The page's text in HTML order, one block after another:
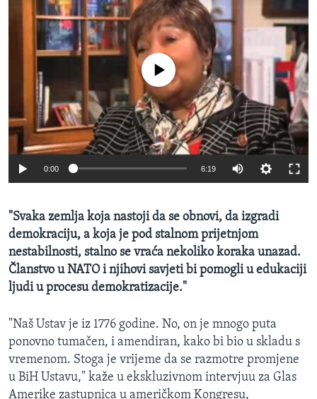
ŽENSKA STRANA
IZBJEGLIČKA STRANA
MAGAZIN
O GLASU AMERIKE
Learning English
PRATITE NAS
Jezici
No media source currently available
0:00 6:19
"Svaka zemlja koja nastoji da se obnovi, da izgradi
demokraciju, a koja je pod stalnom prijetnjom
nestabilnosti, stalno se vraća nekoliko koraka unazad.
Članstvo u NATO i njihovi savjeti bi pomogli u edukaciji
ljudi u procesu demokratizacije."
"Naš Ustav je iz 1776 godine. No, on je mnogo puta
ponovno tumačen, i amendiran, kako bi bio u skladu s
vremenom. Stoga je vrijeme da se razmotre promjene
u BiH Ustavu," kaže u ekskluzivnom intervjuu za Glas
Amerike zastupnica u američkom Kongresu,